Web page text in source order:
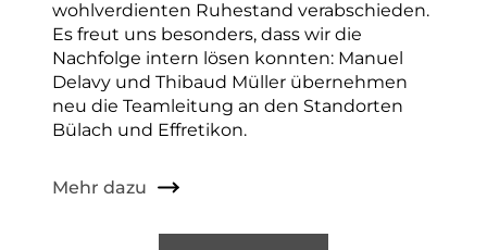
wohlverdienten Ruhestand verabschieden.
Es freut uns besonders, dass wir die
Nachfolge intern lösen konnten: Manuel
Delavy und Thibaud Müller übernehmen
neu die Teamleitung an den Standorten
Bülach und Effretikon.
Mehr dazu